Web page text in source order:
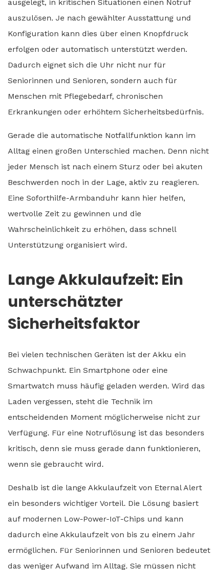
ausgelegt, in kritischen Situationen einen Notruf
auszulösen. Je nach gewählter Ausstattung und
Konfiguration kann dies über einen Knopfdruck
erfolgen oder automatisch unterstützt werden.
Dadurch eignet sich die Uhr nicht nur für
Seniorinnen und Senioren, sondern auch für
Menschen mit Pflegebedarf, chronischen
Erkrankungen oder erhöhtem Sicherheitsbedürfnis.
Gerade die automatische Notfallfunktion kann im
Alltag einen großen Unterschied machen. Denn nicht
jeder Mensch ist nach einem Sturz oder bei akuten
Beschwerden noch in der Lage, aktiv zu reagieren.
Eine Soforthilfe-Armbanduhr kann hier helfen,
wertvolle Zeit zu gewinnen und die
Wahrscheinlichkeit zu erhöhen, dass schnell
Unterstützung organisiert wird.
Lange Akkulaufzeit: Ein
unterschätzter
Sicherheitsfaktor
Bei vielen technischen Geräten ist der Akku ein
Schwachpunkt. Ein Smartphone oder eine
Smartwatch muss häufig geladen werden. Wird das
Laden vergessen, steht die Technik im
entscheidenden Moment möglicherweise nicht zur
Verfügung. Für eine Notruflösung ist das besonders
kritisch, denn sie muss gerade dann funktionieren,
wenn sie gebraucht wird.
Deshalb ist die lange Akkulaufzeit von Eternal Alert
ein besonders wichtiger Vorteil. Die Lösung basiert
auf modernen Low-Power-IoT-Chips und kann
dadurch eine Akkulaufzeit von bis zu einem Jahr
ermöglichen. Für Seniorinnen und Senioren bedeutet
das weniger Aufwand im Alltag. Sie müssen nicht